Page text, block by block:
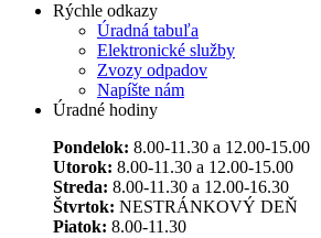
Rýchle odkazy
Úradná tabuľa
Elektronické služby
Zvozy odpadov
Napíšte nám
Úradné hodiny
Pondelok: 8.00-11.30 a 12.00-15.00
Utorok: 8.00-11.30 a 12.00-15.00
Streda: 8.00-11.30 a 12.00-16.30
Štvrtok: NESTRÁNKOVÝ DEŇ
Piatok: 8.00-11.30